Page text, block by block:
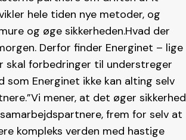
hele tiden nye metoder, og
og øge sikkerheden.Hvad der
Derfor finder Energinet – lige
skal forbedringer til understreger
som Energinet ikke kan alting selv
mener, at det øger sikkerhed
frem for selv at
kompleks verden med hastige